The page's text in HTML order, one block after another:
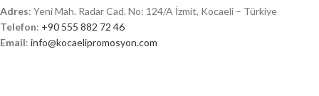
Adres: Yeni Mah. Radar Cad. No: 124/A İzmit, Kocaeli – Türkiye
Telefon: +90 555 882 72 46
Email: info@kocaelipromosyon.com